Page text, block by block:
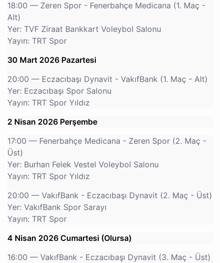
18:00 — Zeren Spor - Fenerbahçe Medicana (1. Maç -
Alt)
Yer: TVF Ziraat Bankkart Voleybol Salonu
Yayın: TRT Spor
30 Mart 2026 Pazartesi
20:00 — Eczacıbaşı Dynavit - VakıfBank (1. Maç - Alt)
Yer: Eczacıbaşı Spor Salonu
Yayın: TRT Spor Yıldız
2 Nisan 2026 Perşembe
17:00 — Fenerbahçe Medicana - Zeren Spor (2. Maç -
Üst)
Yer: Burhan Felek Vestel Voleybol Salonu
Yayın: TRT Spor Yıldız
20:00 — VakıfBank - Eczacıbaşı Dynavit (2. Maç - Üst)
Yer: VakıfBank Spor Sarayı
Yayın: TRT Spor
4 Nisan 2026 Cumartesi (Olursa)
16:00 — VakıfBank - Eczacıbaşı Dynavit (3. Maç - Üst)